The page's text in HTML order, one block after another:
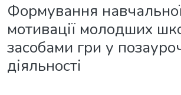
Формування
мотивації молодших
засобами гри у
діяльності